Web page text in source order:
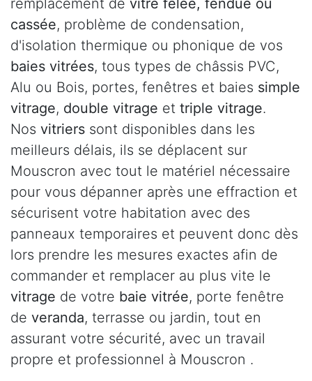
cassée, problème de condensation,
d'isolation thermique ou phonique de vos
baies vitrées, tous types de châssis PVC,
Alu ou Bois, portes, fenêtres et baies simple
vitrage, double vitrage et triple vitrage.
Nos vitriers sont disponibles dans les
meilleurs délais, ils se déplacent sur
Mouscron avec tout le matériel nécessaire
pour vous dépanner après une effraction et
sécurisent votre habitation avec des
panneaux temporaires et peuvent donc dès
lors prendre les mesures exactes afin de
commander et remplacer au plus vite le
vitrage de votre baie vitrée, porte fenêtre
de veranda, terrasse ou jardin, tout en
assurant votre sécurité, avec un travail
propre et professionnel à Mouscron .